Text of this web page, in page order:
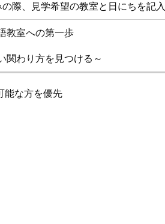
際、見学希望の教室と日にちを記入
教室への第一歩
関わり方を見つける～
な方を優先